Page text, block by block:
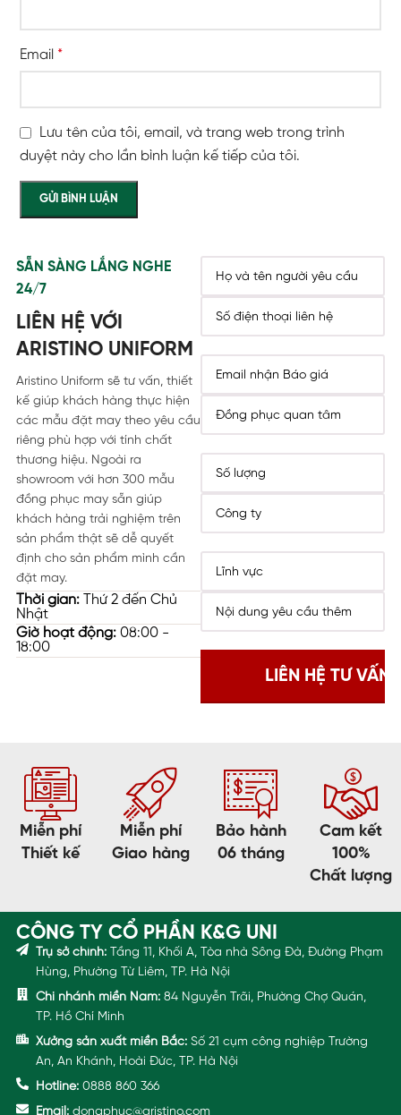
Email *
Lưu tên của tôi, email, và trang web trong trình
duyệt này cho lần bình luận kế tiếp của tôi.
SẴN SÀNG LẮNG NGHE
24/7
LIÊN HỆ VỚI
ARISTINO UNIFORM
Aristino Uniform sẽ tư vấn, thiết
kế giúp khách hàng thực hiện
các mẫu đặt may theo yêu cầu
riêng phù hợp với tính chất
thương hiệu. Ngoài ra
showroom với hơn 300 mẫu
đồng phục may sẵn giúp
khách hàng trải nghiệm trên
sản phẩm thật sẽ dễ quyết
định cho sản phẩm mình cần
đặt may.
Thời gian:Thứ 2 đến Chủ
Nhật
Giờ hoạt động:08:00 -
18:00
Miễn phí
Thiết kế
Miễn phí
Giao hàng
Bảo hành
06 tháng
Cam kết
100%
Chất lượng
CÔNG TY CỔ PHẦN K&G UNI
Trụ sở chính: Tầng 11, Khối A, Tòa nhà Sông Đà, Đường Phạm
Hùng, Phường Từ Liêm, TP. Hà Nội
Chi nhánh miền Nam: 84 Nguyễn Trãi, Phường Chợ Quán,
TP. Hồ Chí Minh
Xưởng sản xuất miền Bắc: Số 21 cụm công nghiệp Trường
An, An Khánh, Hoài Đức, TP. Hà Nội
Hotline: 0888 860 366
Email: dongphuc@aristino.com